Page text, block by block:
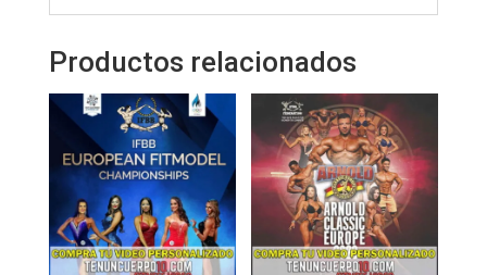
Productos relacionados